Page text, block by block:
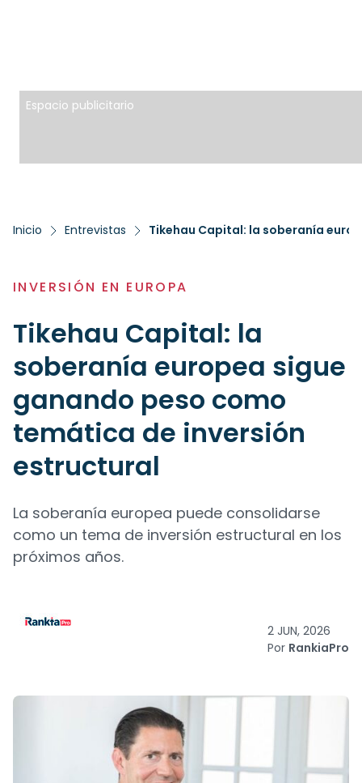
Espacio publicitario
Inicio Entrevistas
INVERSIÓN EN EUROPA
Tikehau Capital: la
soberanía europea sigue
ganando peso como
temática de inversión
estructural
La soberanía europea puede consolidarse
como un tema de inversión estructural en los
próximos años.
2 JUN, 2026
Por RankiaPro